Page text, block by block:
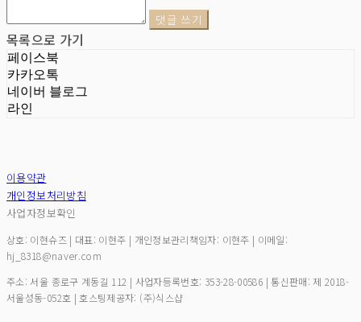
댓글 쓰기
목록으로 가기
페이스북
카카오톡
네이버 블로그
라인
이용약관
개인정보처리방침
사업자정보확인
상호: 이현슈즈 | 대표: 이현주 | 개인정보관리책임자: 이현주 | 이메일:
hj_8318@naver.com
주소: 서울 종로구 계동길 112 | 사업자등록번호: 353-28-00586 | 통신판매:제 2018-
서울성동-052호 | 호스팅제공자: (주)식스샵